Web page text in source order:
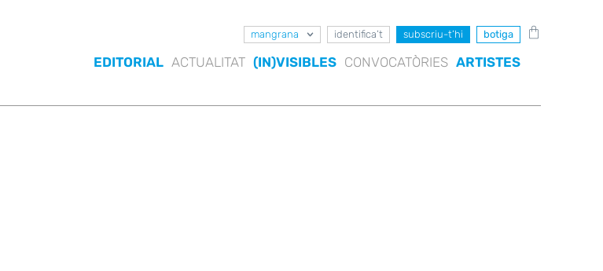
mangrana identifica’t subscriu-t’hi botiga
EDITORIAL ACTUALITAT (IN)VISIBLES CONVOCATÒRIES ARTISTES